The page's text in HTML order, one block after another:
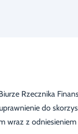
Rzecznika
do
wraz z